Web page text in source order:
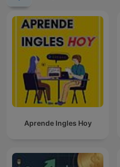
Aprende Ingles Hoy